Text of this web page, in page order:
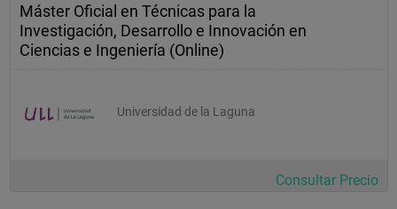
Máster Oficial en Técnicas para la
Investigación, Desarrollo e Innovación en
Ciencias e Ingeniería (Online)
Universidad de la Laguna
Consultar Precio